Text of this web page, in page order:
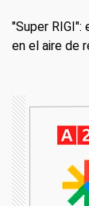
"Super
en el aire de